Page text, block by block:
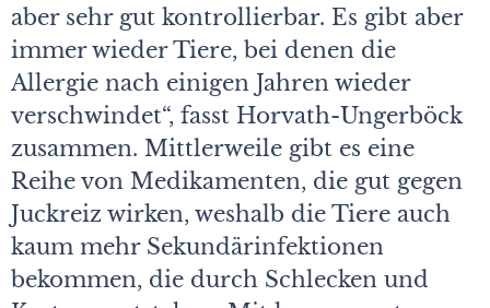
aber sehr gut kontrollierbar. Es gibt aber
immer wieder Tiere, bei denen die
Allergie nach einigen Jahren wieder
verschwindet“, fasst Horvath-Ungerböck
zusammen. Mittlerweile gibt es eine
Reihe von Medikamenten, die gut gegen
Juckreiz wirken, weshalb die Tiere auch
kaum mehr Sekundärinfektionen
bekommen, die durch Schlecken und